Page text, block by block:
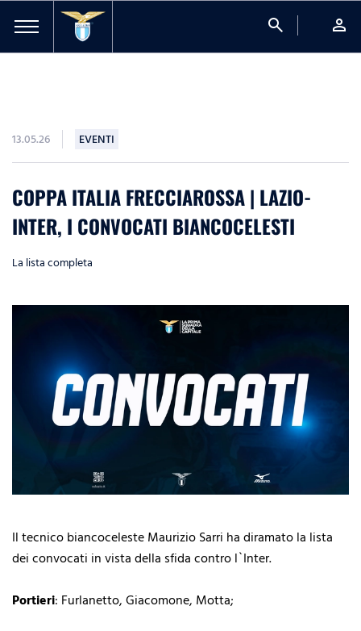
search person
13.05.26 EVENTI
COPPA ITALIA FRECCIAROSSA | LAZIO-
INTER, I CONVOCATI BIANCOCELESTI
La lista completa
Il tecnico biancoceleste Maurizio Sarri ha diramato la lista
dei convocati in vista della sfida contro l`Inter.
Portieri: Furlanetto, Giacomone, Motta;